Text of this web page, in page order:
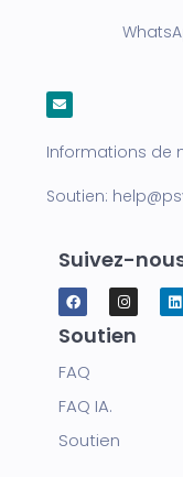
Informations de
Soutien:
Suivez-
Soutien
FAQ
FAQ IA.
Soutien